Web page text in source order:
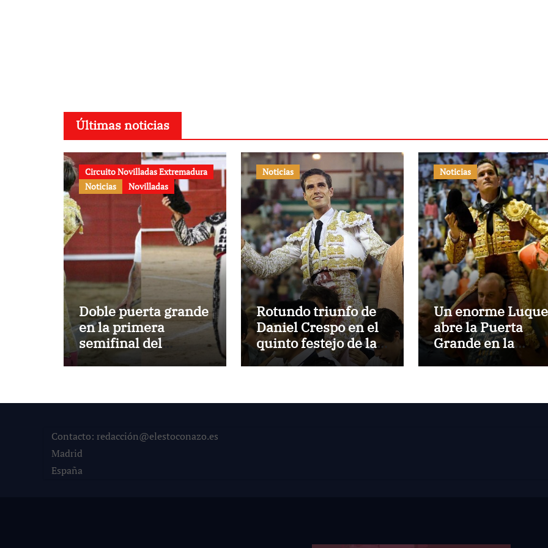
Últimas noticias
Circuito Novilladas Extremadura
Noticias
Novilladas
Doble puerta grande
en la primera
semifinal del
Circuito
Noticias
Rotundo triunfo de
Daniel Crespo en el
quinto festejo de la
Temporada de
Noticias
Un enorme Luque
abre la Puerta
Grande en la
primera de
Contacto: redacción@elestoconazo.es
Madrid
España